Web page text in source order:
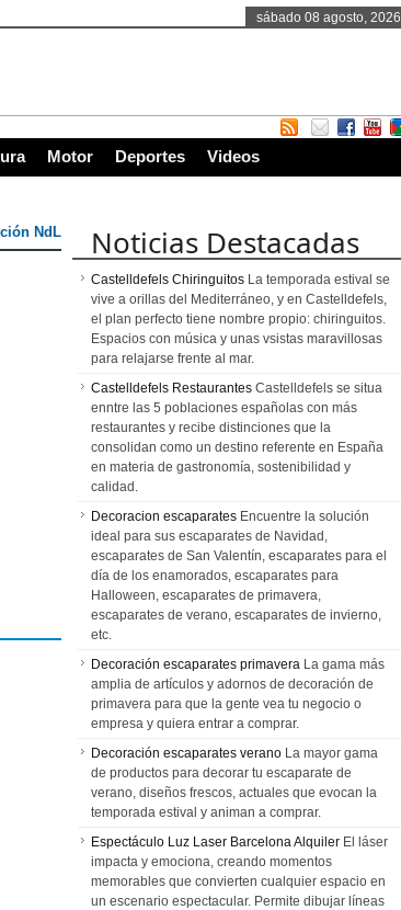
sábado 08 agosto, 2026
Motor Deportes Videos
NdL Noticias Destacadas
Castelldefels Chiringuitos La temporada estival se
vive a orillas del Mediterráneo, y en Castelldefels,
el plan perfecto tiene nombre propio: chiringuitos.
Espacios con música y unas vsistas maravillosas
para relajarse frente al mar.
Castelldefels Restaurantes Castelldefels se situa
enntre las 5 poblaciones españolas con más
restaurantes y recibe distinciones que la
consolidan como un destino referente en España
en materia de gastronomía, sostenibilidad y
calidad.
Decoracion escaparates Encuentre la solución
ideal para sus escaparates de Navidad,
escaparates de San Valentín, escaparates para el
día de los enamorados, escaparates para
Halloween, escaparates de primavera,
escaparates de verano, escaparates de invierno,
etc.
Decoración escaparates primavera La gama más
amplia de artículos y adornos de decoración de
primavera para que la gente vea tu negocio o
empresa y quiera entrar a comprar.
Decoración escaparates verano La mayor gama
de productos para decorar tu escaparate de
verano, diseños frescos, actuales que evocan la
temporada estival y animan a comprar.
Espectáculo Luz Laser Barcelona Alquiler El láser
impacta y emociona, creando momentos
memorables que convierten cualquier espacio en
un escenario espectacular. Permite dibujar líneas